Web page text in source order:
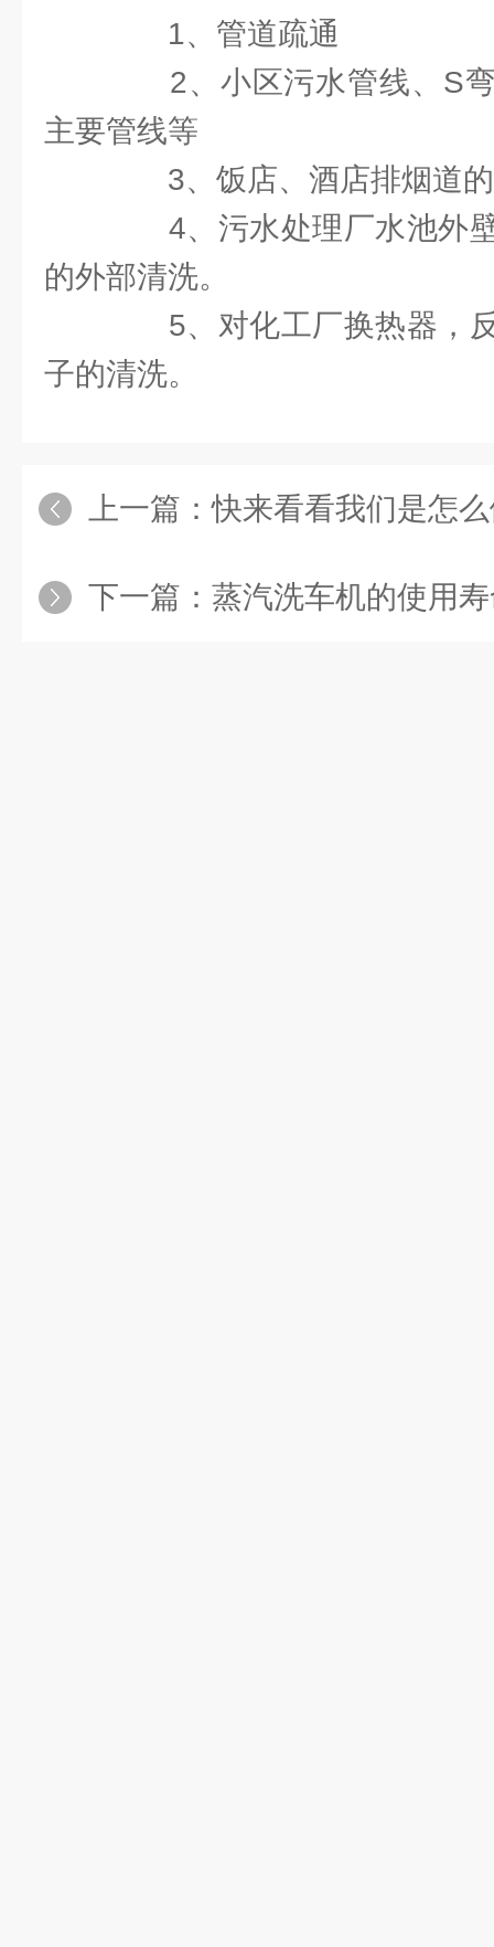
1、管道疏通
2、小区污水管线、S弯
主要管线等
3、饭店、酒店排烟道
4、污水处理厂水池外壁
的外部清洗。
5、对化工厂换热器，反
子的清洗。
上一篇：快来看看我们是怎么做好冬
下一篇： 蒸汽洗车机的使用寿命会